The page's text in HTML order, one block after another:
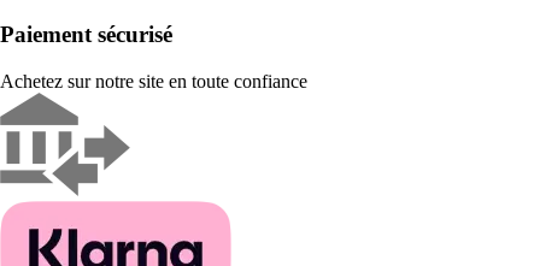
Paiement sécurisé
Achetez sur notre site en toute confiance